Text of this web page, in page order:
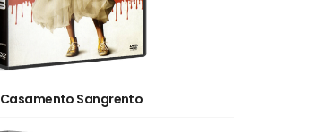
Casamento Sangrento